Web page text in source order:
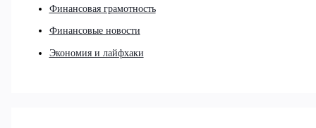
Финансовая грамотность
Финансовые новости
Экономия и лайфхаки